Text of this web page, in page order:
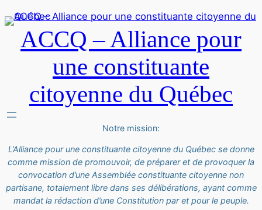
ACCQ – Alliance pour
une constituante
citoyenne du Québec
Notre mission:
L’Alliance pour une constituante citoyenne du Québec se donne
comme mission de promouvoir, de préparer et de provoquer la
convocation d’une Assemblée constituante citoyenne non
partisane, totalement libre dans ses délibérations, ayant comme
mandat la rédaction d’une Constitution par et pour le peuple.